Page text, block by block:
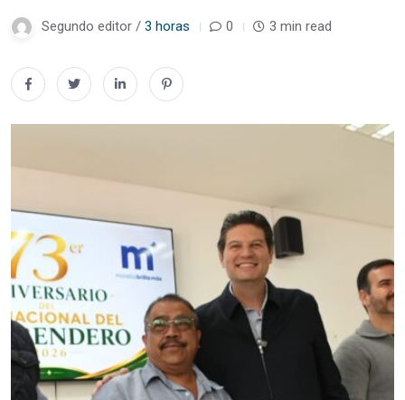
Segundo editor / 3 horas 0 3 min read